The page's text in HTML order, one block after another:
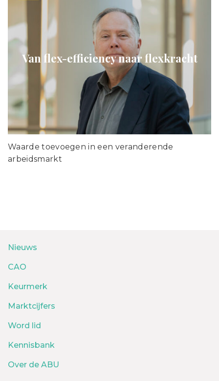
Van flex-efficiency naar flexkracht
Waarde toevoegen in een veranderende
arbeidsmarkt
Nieuws
CAO
Keurmerk
Marktcijfers
Word lid
Kennisbank
Over de ABU